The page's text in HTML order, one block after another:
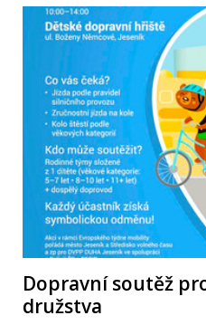
Dopravní soutěž
družstva